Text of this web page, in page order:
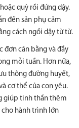
quỳ rồi đứng dậy.
đến sản phụ cảm
cách ngồi dậy từ từ.
đơn cân bằng và đầy
mỗi tuần. Hơn nữa,
thông đường huyết,
cơ thể của con yêu.
giúp tinh thần thêm
cho hành trình lớn